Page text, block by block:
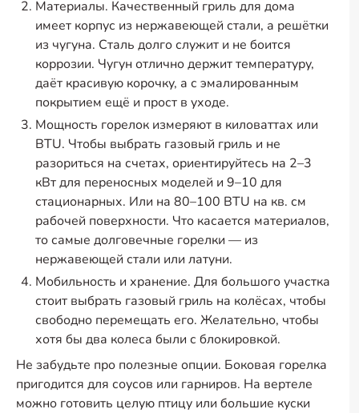
Материалы. Качественный гриль для дома
имеет корпус из нержавеющей стали, а решётки
из чугуна. Сталь долго служит и не боится
коррозии. Чугун отлично держит температуру,
даёт красивую корочку, а с эмалированным
покрытием ещё и прост в уходе.
Мощность горелок измеряют в киловаттах или
BTU. Чтобы выбрать газовый гриль и не
разориться на счетах, ориентируйтесь на 2–3
кВт для переносных моделей и 9–10 для
стационарных. Или на 80–100 BTU на кв. см
рабочей поверхности. Что касается материалов,
то самые долговечные горелки — из
нержавеющей стали или латуни.
Мобильность и хранение. Для большого участка
стоит выбрать газовый гриль на колёсах, чтобы
свободно перемещать его. Желательно, чтобы
хотя бы два колеса были с блокировкой.
Не забудьте про полезные опции. Боковая горелка
пригодится для соусов или гарниров. На вертеле
можно готовить целую птицу или большие куски